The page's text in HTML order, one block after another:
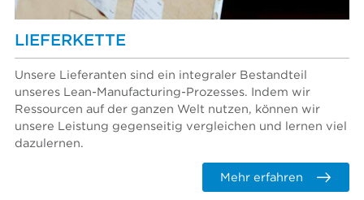
LIEFERKETTE
Unsere Lieferanten sind ein integraler Bestandteil
unseres Lean-Manufacturing-Prozesses. Indem wir
Ressourcen auf der ganzen Welt nutzen, können wir
unsere Leistung gegenseitig vergleichen und lernen viel
dazulernen.
Mehr erfahren